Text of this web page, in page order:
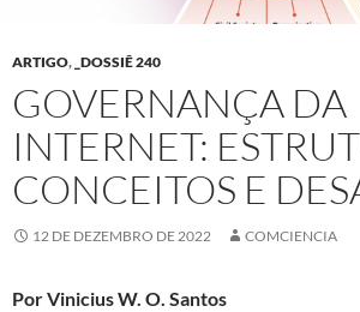
ARTIGO, _DOSSIÊ 240
GOVERNANÇA DA
INTERNET:
CONCEITOS E
12 DE DEZEMBRO DE 2022 COMCIENCIA
Por Vinicius W. O. Santos